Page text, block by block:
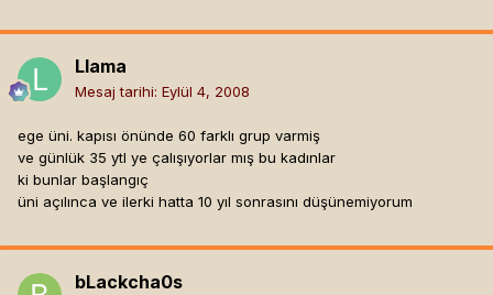
Llama
Mesaj tarihi: Eylül 4, 2008
ege üni. kapısı önünde 60 farklı grup varmiş
ve günlük 35 ytl ye çalışıyorlar mış bu kadınlar
ki bunlar başlangıç
üni açılınca ve ilerki hatta 10 yıl sonrasını düşünemiyorum
bLackcha0s